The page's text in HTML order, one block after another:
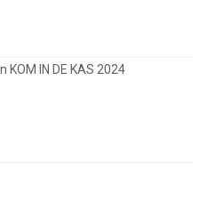
KOM IN DE KAS 2024